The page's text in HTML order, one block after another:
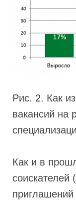
Рис. 2. Как
вакансий на
Как и в
соискателей